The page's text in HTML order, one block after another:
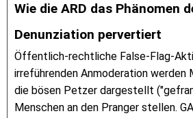
Wie die ARD das Phänomen
Denunziation pervertiert
Öffentlich-rechtliche False-Flag-
irreführenden Anmoderation werden
die bösen Petzer dargestellt
Menschen an den Pranger stellen.